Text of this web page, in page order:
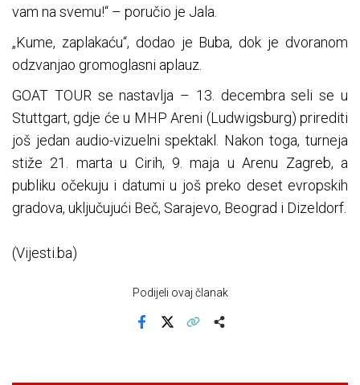
vam na svemu!“ – poručio je Jala.
„Kume, zaplakaću“, dodao je Buba, dok je dvoranom
odzvanjao gromoglasni aplauz.
GOAT TOUR se nastavlja – 13. decembra seli se u
Stuttgart, gdje će u MHP Areni (Ludwigsburg) prirediti
još jedan audio-vizuelni spektakl. Nakon toga, turneja
stiže 21. marta u Cirih, 9. maja u Arenu Zagreb, a
publiku očekuju i datumi u još preko deset evropskih
gradova, uključujući Beč, Sarajevo, Beograd i Dizeldorf.
(Vijesti.ba)
Podijeli ovaj članak